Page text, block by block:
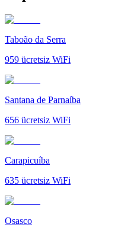
Taboão da Serra
959 ücretsiz WiFi
Santana de Parnaíba
656 ücretsiz WiFi
Carapicuíba
635 ücretsiz WiFi
Osasco